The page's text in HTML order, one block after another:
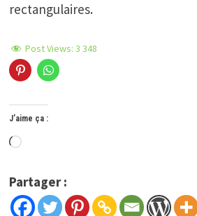
rectangulaires.
Post Views: 3 348
J’aime ça :
Chargement…
Partager :